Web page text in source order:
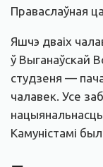
Праваслаўная
Яшчэ дваіх
ў Выганаўскай
студзеня —
чалавек. Усе
Камуністамі